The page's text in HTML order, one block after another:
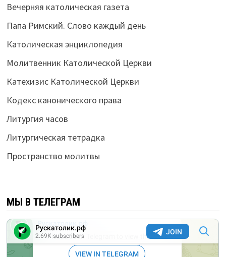
Вечерняя католическая газета
Папа Римский. Слово каждый день
Католическая энциклопедия
Молитвенник Католической Церкви
Катехизис Католической Церкви
Кодекс канонического права
Литургия часов
Литургическая тетрадка
Пространство молитвы
МЫ В ТЕЛЕГРАМ